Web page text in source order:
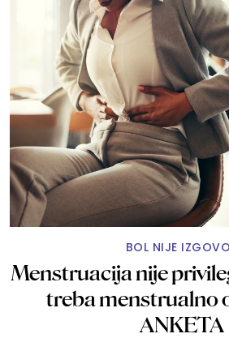
BOL NIJE
Menstruacija nije
treba menstrualno
ANKETA